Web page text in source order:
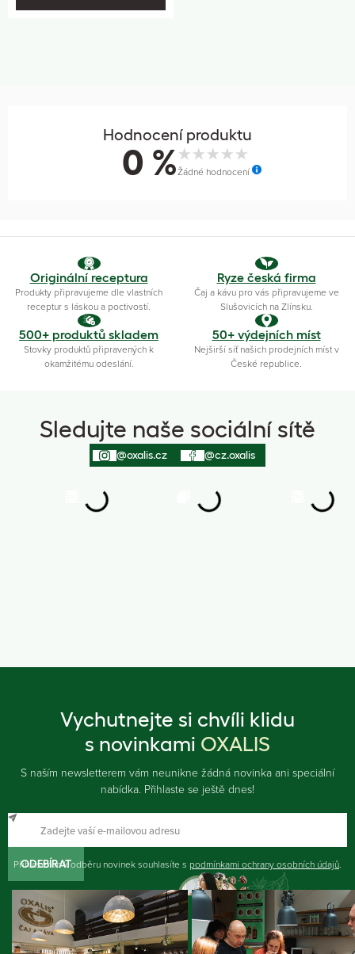
Hodnocení produktu
0 %Žádné hodnocení
Originální receptura
Produkty připravujeme dle vlastních
receptur s láskou a poctivostí.
Ryze česká firma
Čaj a kávu pro vás připravujeme ve
Slušovicích na Zlínsku.
500+ produktů skladem
Stovky produktů připravených k
okamžitému odeslání.
50+ výdejních míst
Nejširší síť našich prodejních míst v
České republice.
Sledujte naše sociální sítě
@oxalis.cz @cz.oxalis
Vychutnejte si chvíli klidu
s novinkami OXALIS
S naším newsletterem vám neunikne žádná novinka ani speciální
nabídka. Přihlaste se ještě dnes!
ODEBÍRAT
Přihlášením k odběru novinek souhlasíte s podmínkami ochrany osobních údajů.